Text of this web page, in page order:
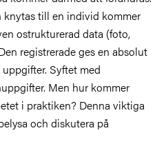
till en individ kommer
ostrukturerad data (foto,
registrerade ges en absolut
Syftet med
Men hur kommer
i praktiken? Denna viktiga
och diskutera på